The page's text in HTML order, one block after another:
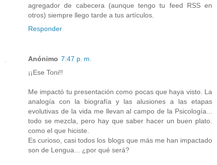
agregador de cabecera (aunque tengo tu feed RSS en
otros) siempre llego tarde a tus artículos.
Responder
Anónimo 7:47 p. m.
¡¡Ese Toni!!
Me impactó tu presentación como pocas que haya visto. La
analogía con la biografía y las alusiones a las etapas
evolutivas de la vida me llevan al campo de la Psicología...
todo se mezcla, pero hay que saber hacer un buen plato.
como el que hiciste.
Es curioso, casi todos los blogs que más me han impactado
son de Lengua... ¿por qué será?